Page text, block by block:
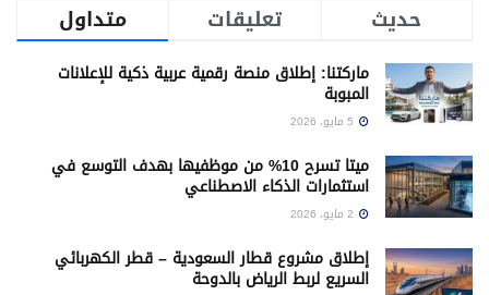
متداول
تعليقات حديث
ماركتنا: إطلاق منصة رقمية عربية ذكية للإعلانات
المبوبة
ميتا تسرح 10% من موظفيها بهدف التوسع في
استثمارات الذكاء الاصطناعي
إطلاق مشروع قطار السعودية – قطر الكهربائي
السريع لربط الرياض بالدوحة